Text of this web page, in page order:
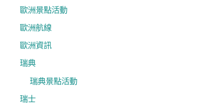
歐洲景點活動
歐洲航線
歐洲資訊
瑞典
瑞典景點活動
瑞士